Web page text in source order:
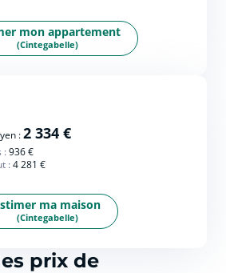
mon appartement
(Cintegabelle)
:2 334 €
:936 €
:4 281 €
ma maison
(Cintegabelle)
prix de